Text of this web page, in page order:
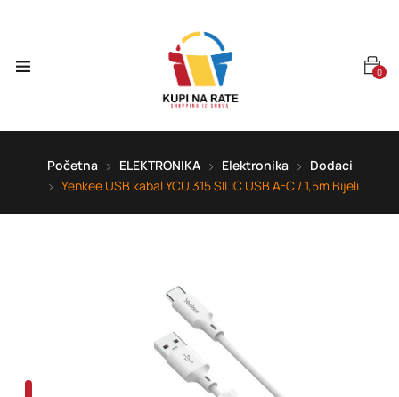
0
Početna ELEKTRONIKA Elektronika
Dodaci
Yenkee USB kabal YCU 315 SILIC USB A-C / 1,5m Bijeli